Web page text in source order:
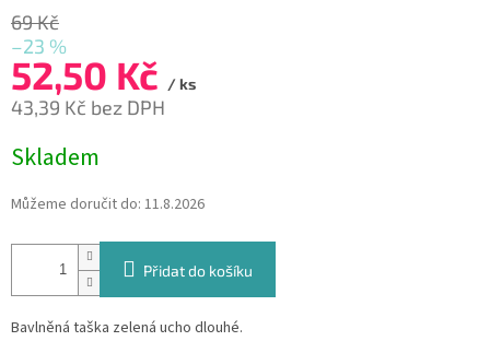
69 Kč
–23 %
52,50 Kč / ks
43,39 Kč bez DPH
cena:
Skladem
Můžeme doručit do: 11.8.2026
Přidat do košíku
Bavlněná taška zelená ucho dlouhé.